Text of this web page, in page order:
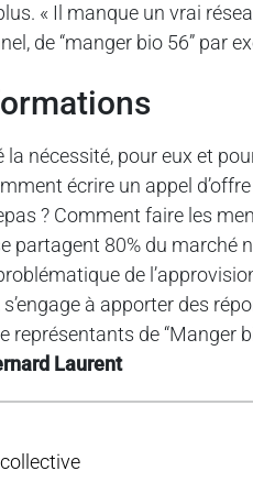
« Il manque un vrai
de “manger bio 56” par
nécessité, pour eux et
écrire un appel
? Comment faire les
partagent 80% du marché
de
à apporter des
représentants de “Manger
Laurent